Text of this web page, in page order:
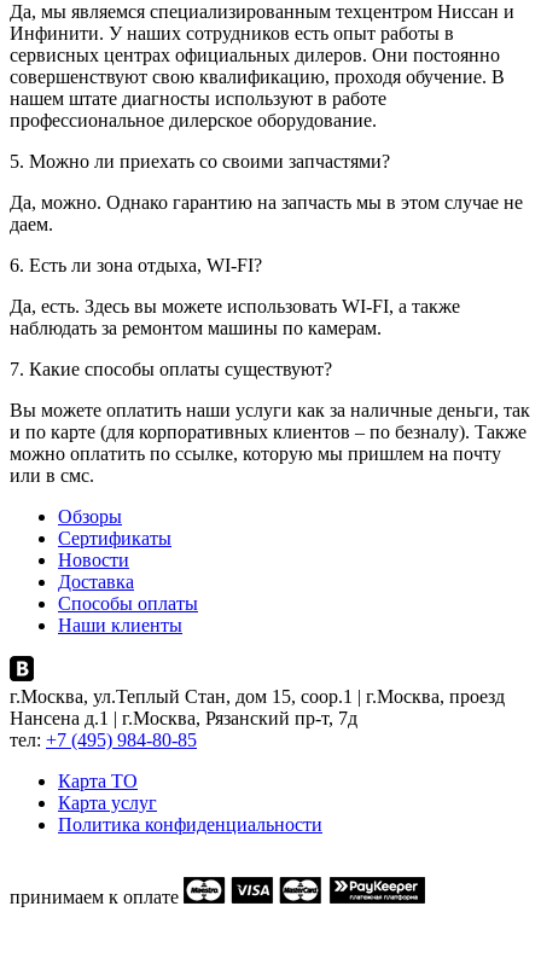
Да, мы являемся специализированным техцентром Ниссан и
Инфинити. У наших сотрудников есть опыт работы в
сервисных центрах официальных дилеров. Они постоянно
совершенствуют свою квалификацию, проходя обучение. В
нашем штате диагносты используют в работе
профессиональное дилерское оборудование.
5. Можно ли приехать со своими запчастями?
Да, можно. Однако гарантию на запчасть мы в этом случае не
даем.
6. Есть ли зона отдыха, WI-FI?
Да, есть. Здесь вы можете использовать WI-FI, а также
наблюдать за ремонтом машины по камерам.
7. Какие способы оплаты существуют?
Вы можете оплатить наши услуги как за наличные деньги, так
и по карте (для корпоративных клиентов – по безналу). Также
можно оплатить по ссылке, которую мы пришлем на почту
или в смс.
Обзоры
Сертификаты
Новости
Доставка
Способы оплаты
Наши клиенты
г.Москва, ул.Теплый Стан, дом 15, соор.1 | г.Москва, проезд
Нансена д.1 | г.Москва, Рязанский пр-т, 7д
тел: +7 (495) 984-80-85
Карта ТO
Карта услуг
Политика конфиденциальности
принимаем к оплате